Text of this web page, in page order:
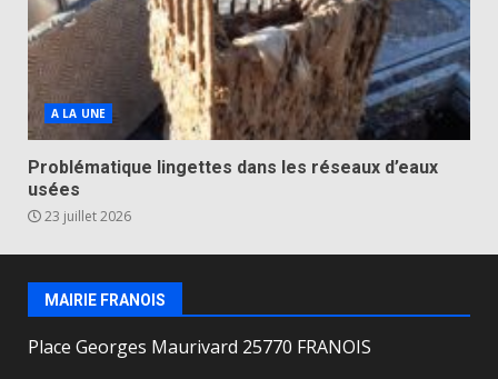
A LA UNE
Problématique lingettes dans les réseaux d’eaux
usées
23 juillet 2026
MAIRIE FRANOIS
Place Georges Maurivard 25770 FRANOIS